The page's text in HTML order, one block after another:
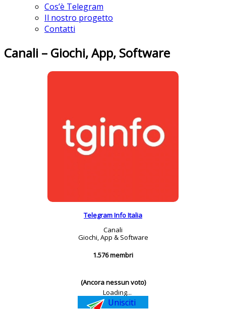
Cos’è Telegram
Il nostro progetto
Contatti
Canali – Giochi, App, Software
Telegram Info Italia
Canali
Giochi, App & Software
1.576 membri
(Ancora nessun voto)
Loading...
Unisciti